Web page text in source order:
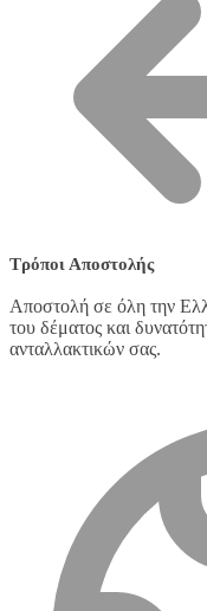
Τρόποι Αποστολής
Αποστολή σε όλη την
του δέματος και
ανταλλακτικών σας.